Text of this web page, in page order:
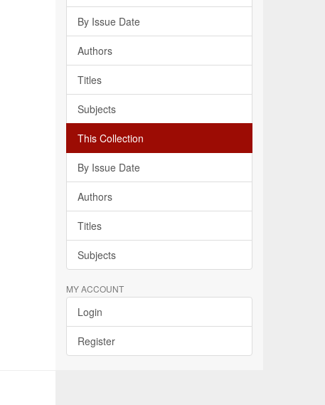
By Issue Date
Authors
Titles
Subjects
This Collection
By Issue Date
Authors
Titles
Subjects
MY ACCOUNT
Login
Register